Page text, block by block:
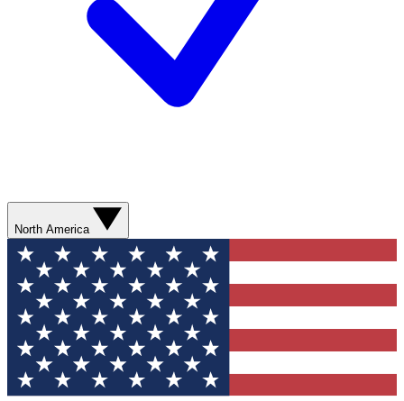
North America